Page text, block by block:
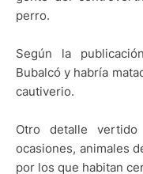
perro.
Según la
Bubalcó y habría
cautiverio.
Otro detalle
ocasiones, animales
por los que habitan